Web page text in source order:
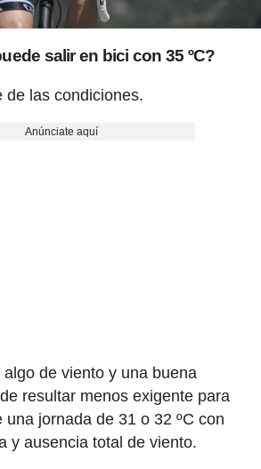
salir en bici con 35 ºC?
de las condiciones.
Anúnciate aquí
de viento y una buena
resultar menos exigente para
jornada de 31 o 32 ºC con
y ausencia total de viento.